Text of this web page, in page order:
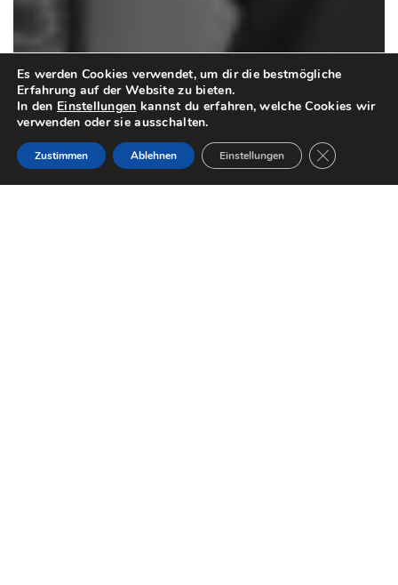
Es werden Cookies verwendet, um dir die bestmögliche
Erfahrung auf der Website zu bieten.
In den Einstellungen kannst du erfahren, welche Cookies wir
verwenden oder sie ausschalten.
Zustimmen Ablehnen Einstellungen GDPR